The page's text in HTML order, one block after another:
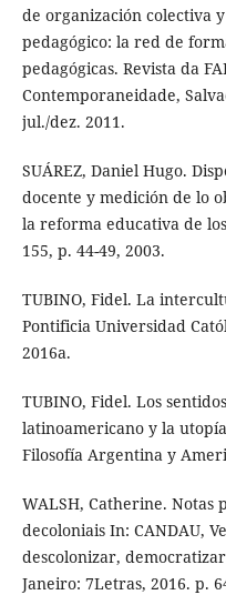
de organización colectiva
pedagógico: la red de
pedagógicas. Revista da
Contemporaneidade,
jul./dez. 2011.
SUÁREZ, Daniel Hugo.
docente y medición de lo
la reforma educativa de
155, p. 44-49, 2003.
TUBINO, Fidel. La
Pontificia Universidad
2016a.
TUBINO, Fidel. Los
latinoamericano y la
Filosofía Argentina y
WALSH, Catherine. Notas
decoloniais In: CANDAU,
descolonizar,
Janeiro: 7Letras, 2016. p.